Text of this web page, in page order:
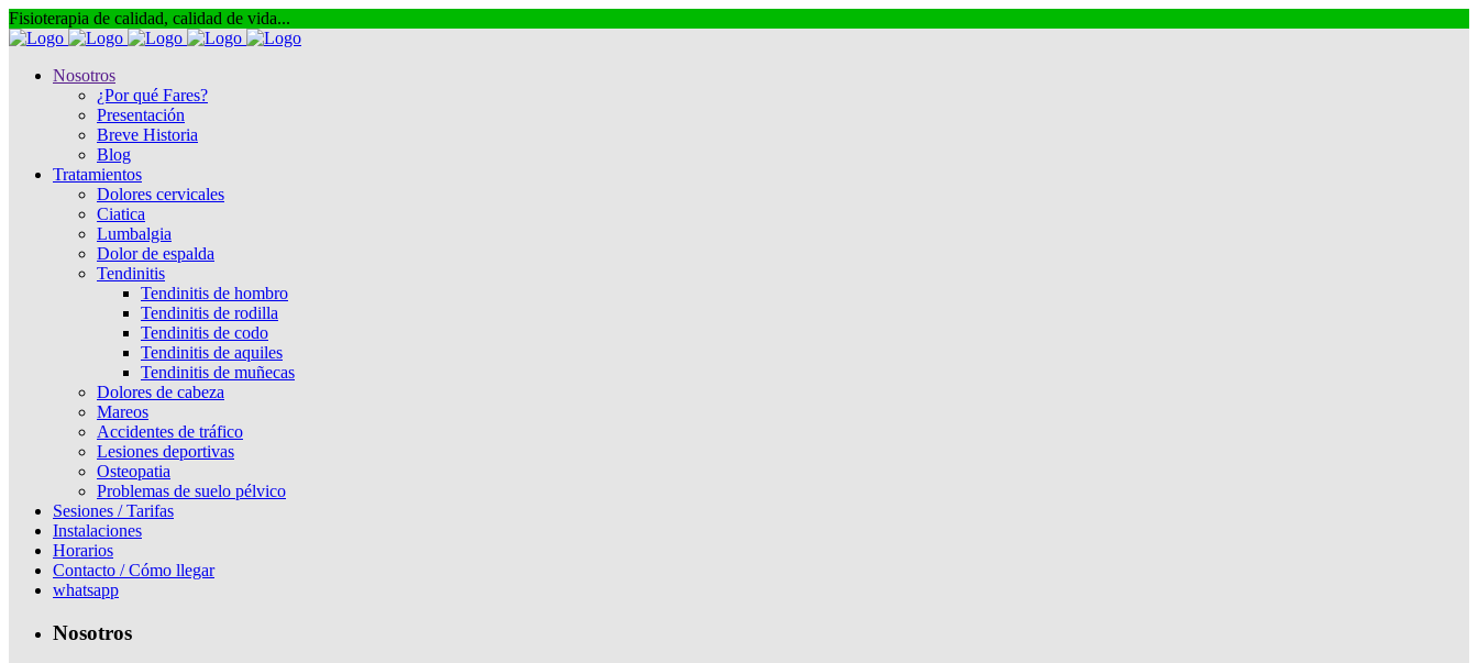
Fisioterapia de calidad, calidad de vida...
Nosotros
¿Por qué Fares?
Presentación
Breve Historia
Blog
Tratamientos
Dolores cervicales
Ciatica
Lumbalgia
Dolor de espalda
Tendinitis
Tendinitis de hombro
Tendinitis de rodilla
Tendinitis de codo
Tendinitis de aquiles
Tendinitis de muñecas
Dolores de cabeza
Mareos
Accidentes de tráfico
Lesiones deportivas
Osteopatia
Problemas de suelo pélvico
Sesiones / Tarifas
Instalaciones
Horarios
Contacto / Cómo llegar
whatsapp
Nosotros